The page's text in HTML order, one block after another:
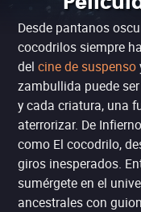
Desde pantanos
cocodrilos siempre
del cine de suspenso
zambullida puede
y cada criatura, una
aterrorizar. De
como El cocodrilo,
giros inesperados.
sumérgete en el
ancestrales con